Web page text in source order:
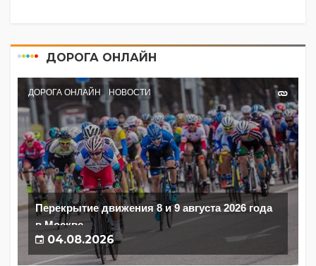
ДОРОГА ОНЛАЙН
ДОРОГА ОНЛАЙН НОВОСТИ
Перекрытие движения 8 и 9 августа 2026 года
в Москве
04.08.2026